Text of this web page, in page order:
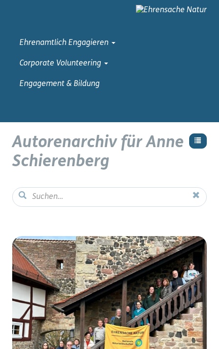
Ehrenamtlich Engagieren
Corporate Volunteering
Engagement & Bildung
Autorenarchiv für Anne
Schierenberg